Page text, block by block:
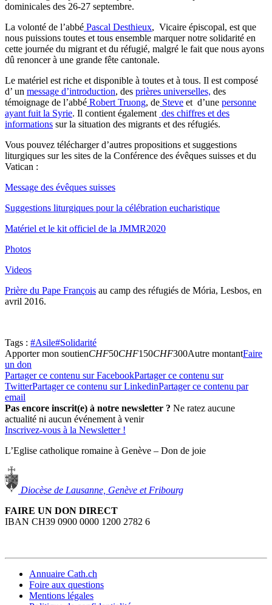
dominicales des 26-27 septembre.
La volonté de l’abbé Pascal Desthieux, Vicaire épiscopal, est que
nous puissions toutes et tous ensemble marquer notre solidarité en
cette journée du migrant et du réfugié, malgré le fait que nous ayons
dû renoncer à une grande fête cantonale.
Le matériel est riche et disponible à toutes et à tous. Il est composé
d’ un message d’introduction, des prières universelles, des
témoignage de l’abbé Robert Truong, de Steve et d’une personne
ayant fuit la Syrie. Il contient également des chiffres et des
informations sur la situation des migrants et des réfugiés.
Vous pouvez télécharger d’autres propositions et suggestions
liturgiques sur les sites de la Conférence des évêques suisses et du
Vatican :
Message des évêques suisses
Suggestions liturgiques pour la célébration eucharistique
Matériel et le kit officiel de la JMMR2020
Photos
Videos
Prière du Pape François au camp des réfugiés de Mória, Lesbos, en
avril 2016.
Tags : #Asile#Solidarité
Apporter mon soutienCHF50CHF150CHF300Autre montantFaire
un don
Partager ce contenu sur FacebookPartager ce contenu sur
TwitterPartager ce contenu sur LinkedinPartager ce contenu par
email
Pas encore inscrit(e) à notre newsletter ? Ne ratez aucune
actualité ni aucun événement à venir
Inscrivez-vous à la Newsletter !
L’Eglise catholique romaine à Genève – Don de joie
Diocèse de Lausanne, Genève et Fribourg
FAIRE UN DON DIRECT
IBAN CH39 0900 0000 1200 2782 6
Annuaire Cath.ch
Foire aux questions
Mentions légales